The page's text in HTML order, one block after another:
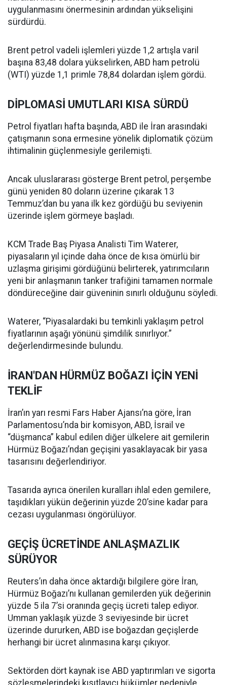
uygulanmasını önermesinin ardından yükselişini
sürdürdü.
Brent petrol vadeli işlemleri yüzde 1,2 artışla varil
başına 83,48 dolara yükselirken, ABD ham petrolü
(WTI) yüzde 1,1 primle 78,84 dolardan işlem gördü.
DİPLOMASİ UMUTLARI KISA SÜRDÜ
Petrol fiyatları hafta başında, ABD ile İran arasındaki
çatışmanın sona ermesine yönelik diplomatik çözüm
ihtimalinin güçlenmesiyle gerilemişti.
Ancak uluslararası gösterge Brent petrol, perşembe
günü yeniden 80 doların üzerine çıkarak 13
Temmuz’dan bu yana ilk kez gördüğü bu seviyenin
üzerinde işlem görmeye başladı.
KCM Trade Baş Piyasa Analisti Tim Waterer,
piyasaların yıl içinde daha önce de kısa ömürlü bir
uzlaşma girişimi gördüğünü belirterek, yatırımcıların
yeni bir anlaşmanın tanker trafiğini tamamen normale
döndüreceğine dair güveninin sınırlı olduğunu söyledi.
Waterer, “Piyasalardaki bu temkinli yaklaşım petrol
fiyatlarının aşağı yönünü şimdilik sınırlıyor.”
değerlendirmesinde bulundu.
İRAN'DAN HÜRMÜZ BOĞAZI İÇİN YENİ
TEKLİF
İran’ın yarı resmi Fars Haber Ajansı’na göre, İran
Parlamentosu’nda bir komisyon, ABD, İsrail ve
“düşmanca” kabul edilen diğer ülkelere ait gemilerin
Hürmüz Boğazı’ndan geçişini yasaklayacak bir yasa
tasarısını değerlendiriyor.
Tasarıda ayrıca önerilen kuralları ihlal eden gemilere,
taşıdıkları yükün değerinin yüzde 20’sine kadar para
cezası uygulanması öngörülüyor.
GEÇİŞ ÜCRETİNDE ANLAŞMAZLIK
SÜRÜYOR
Reuters’ın daha önce aktardığı bilgilere göre İran,
Hürmüz Boğazı’nı kullanan gemilerden yük değerinin
yüzde 5 ila 7’si oranında geçiş ücreti talep ediyor.
Umman yaklaşık yüzde 3 seviyesinde bir ücret
üzerinde dururken, ABD ise boğazdan geçişlerde
herhangi bir ücret alınmasına karşı çıkıyor.
Sektörden dört kaynak ise ABD yaptırımları ve sigorta